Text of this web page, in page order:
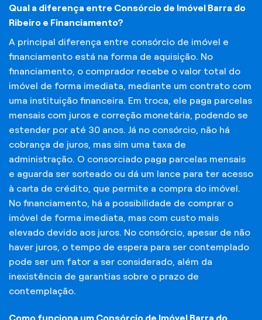
Qual a diferença entre Consórcio de Imóvel Barra do
Ribeiro e Financiamento?
A principal diferença entre consórcio de imóvel e
financiamento está na forma de aquisição. No
financiamento, o comprador recebe o valor total do
imóvel de forma imediata, mediante um contrato com
uma instituição financeira. Em troca, ele paga parcelas
mensais com juros e correção monetária, podendo se
estender por até 30 anos. Já no consórcio, não há
cobrança de juros, mas sim uma taxa de
administração. O consorciado paga parcelas mensais
e aguarda ser sorteado ou dá um lance para ter acesso
à carta de crédito, que permite a compra do imóvel.
No financiamento, há a possibilidade de comprar o
imóvel de forma imediata, mas com custo mais
elevado devido aos juros. No consórcio, apesar de não
haver juros, o tempo de espera para ser contemplado
pode ser um fator a ser considerado, além da
inexistência de garantias sobre o prazo de
contemplação.